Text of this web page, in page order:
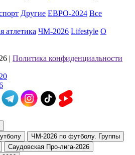
Другие ЕВРО-2024 Все
атлетика ЧМ-2026 Lifestyle О
| Политика конфиденциальности
ЧМ-2026 по футболу. Группы
Саудовская Про-лига-2026